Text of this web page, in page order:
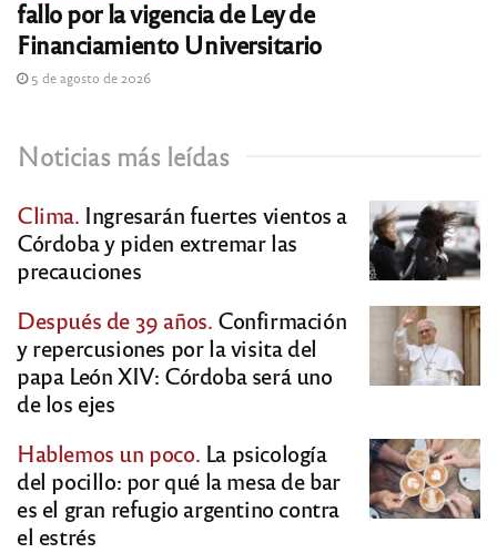
fallo por la vigencia de Ley de
Financiamiento Universitario
5 de agosto de 2026
Noticias más leídas
Clima. Ingresarán fuertes vientos a
Córdoba y piden extremar las
precauciones
Después de 39 años. Confirmación
y repercusiones por la visita del
papa León XIV: Córdoba será uno
de los ejes
Hablemos un poco. La psicología
del pocillo: por qué la mesa de bar
es el gran refugio argentino contra
el estrés